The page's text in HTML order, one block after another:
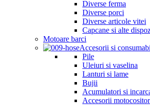
Diverse ferma
Diverse porci
Diverse articole vitei
Capcane si alte
Motoare barci
Accesorii si
Pile
Uleiuri si vaselina
Lanturi si lame
Bujii
Acumulatori si
Accesorii